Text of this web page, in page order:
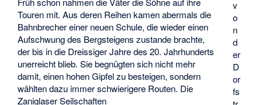
v
o
n
d
er
D
or
fs
Touren mit. Aus deren Reihen kamen abermals die
Bahnbrecher einer neuen Schule, die wieder einen
Aufschwung des Bergsteigens zustande brachte,
der bis in die Dreissiger Jahre des 20. Jahrhunderts
unerreicht blieb. Sie begnügten sich nicht mehr
damit, einen hohen Gipfel zu besteigen, sondern
wählten dazu immer schwierigere Routen. Die
Zaniglaser Seilschaften